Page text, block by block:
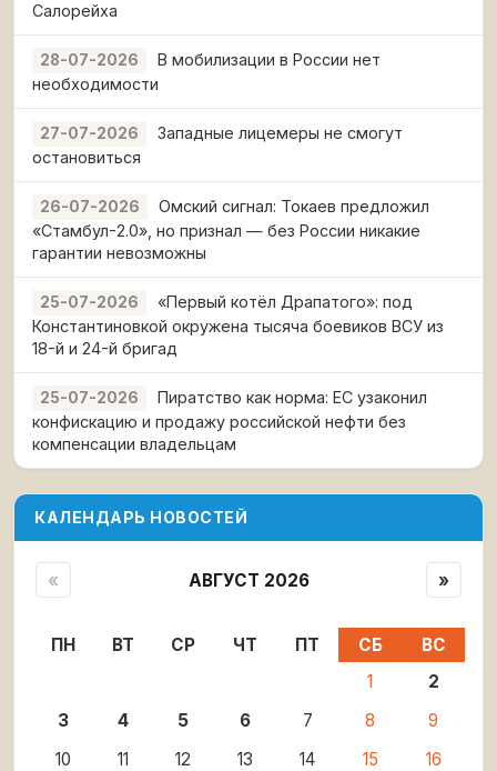
Салорейха
28-07-2026
В мобилизации в России нет
необходимости
27-07-2026
Западные лицемеры не смогут
остановиться
26-07-2026
Омский сигнал: Токаев предложил
«Стамбул-2.0», но признал — без России никакие
гарантии невозможны
25-07-2026
«Первый котёл Драпатого»: под
Константиновкой окружена тысяча боевиков ВСУ из
18-й и 24-й бригад
25-07-2026
Пиратство как норма: ЕС узаконил
конфискацию и продажу российской нефти без
компенсации владельцам
КАЛЕНДАРЬ НОВОСТЕЙ
« АВГУСТ 2026 »
ПН ВТ СР ЧТ ПТ СБ
ВС
1
2
3
4 5 6 7 8
9
10
11 12 13 14 15
16